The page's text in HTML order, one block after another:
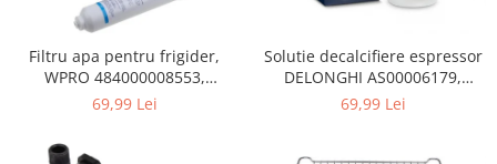
personala
Igiena dentara
Jucarii, Copii & Bebe
Camera copilului
Hrana bebelusi
Filtru apa pentru frigider,
WPRO 484000008553,
compatibil cu Samsung, AEG,
69,99 Lei
Solutie decalcifiere espressor
DELONGHI AS00006179,
DLSC500, 500 ml
69,99 Lei